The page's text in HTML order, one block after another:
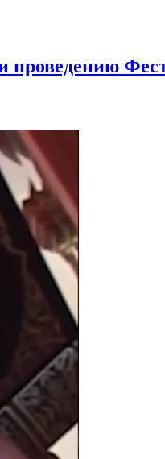
проведению